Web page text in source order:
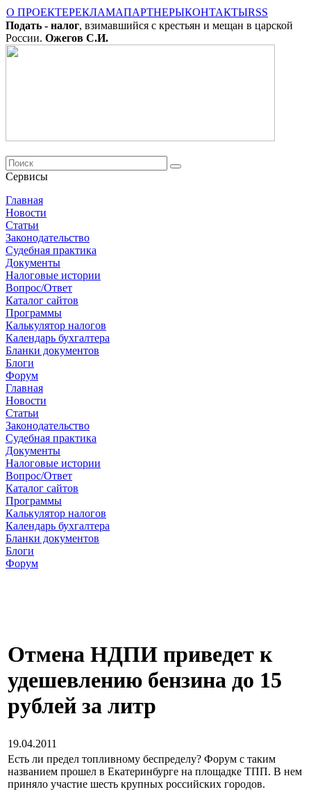
О ПРОЕКТЕРЕКЛАМАПАРТНЕРЫКОНТАКТЫRSS
Подать - налог, взимавшийся с крестьян и мещан в царской
России. Ожегов С.И.
Сервисы
Главная
Новости
Cтатьи
Законодательство
Судебная практика
Документы
Налоговые истории
Вопрос/Ответ
Каталог сайтов
Программы
Калькулятор налогов
Календарь бухгалтера
Бланки документов
Блоги
Форум
Главная
Новости
Cтатьи
Законодательство
Судебная практика
Документы
Налоговые истории
Вопрос/Ответ
Каталог сайтов
Программы
Калькулятор налогов
Календарь бухгалтера
Бланки документов
Блоги
Форум
Отмена НДПИ приведет к
удешевлению бензина до 15
рублей за литр
19.04.2011
Есть ли предел топливному беспределу? Форум с таким
названием прошел в Екатеринбурге на площадке ТПП. В нем
приняло участие шесть крупных российских городов.